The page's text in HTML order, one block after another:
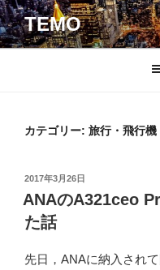
コ
ン
テ
TEMO
カテゴリー: 旅行・飛行機
投
稿
日:
2017年3月26日
ANAのA321ceo
た話
先日，ANAに納入され